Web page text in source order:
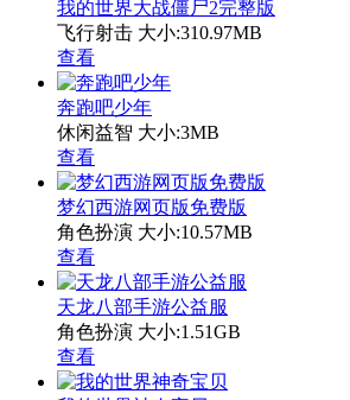
我的世界大战僵尸2完整版
飞行射击 大小:310.97MB
查看
奔跑吧少年
休闲益智 大小:3MB
查看
梦幻西游网页版免费版
角色扮演 大小:10.57MB
查看
天龙八部手游公益服
角色扮演 大小:1.51GB
查看